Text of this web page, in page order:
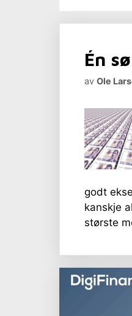
Én
av Ole
godt
kanskje
største